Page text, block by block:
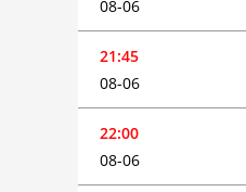
08-06
21:45
08-06
22:00
08-06